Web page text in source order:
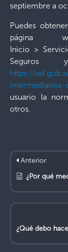
septiembre a
Puedes
página
Inicio >
https://
intermediarios-
usuario la
otros.
Anterior
¿Por qué medio